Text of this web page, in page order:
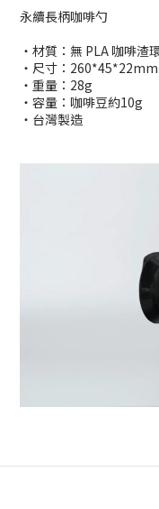
永續長柄咖啡勺
・材質：無 PLA 咖啡渣
・尺寸：260*45*22mm
・重量：28g
・容量：咖啡豆約10g
・台灣製造